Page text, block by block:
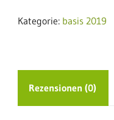
2019
Kategorie: basis 2019
Rezensionen (0)